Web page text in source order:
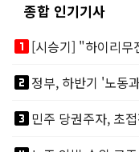
종합 인기기사
looks_one
looks_two
looks_3민주 당권주자, 초